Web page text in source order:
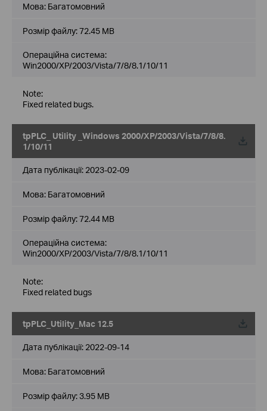
Мова: Багатомовний
Розмір файлу:72.45 MB
Операційна система:
Win2000/XP/2003/Vista/7/8/8.1/10/11
Note:
Fixed related bugs.
tpPLC_ Utility _Windows 2000/XP/2003/Vista/7/8/8.
1/10/11
Дата публікації: 2023-02-09
Мова: Багатомовний
Розмір файлу:72.44 MB
Операційна система:
Win2000/XP/2003/Vista/7/8/8.1/10/11
Note:
Fixed related bugs
tpPLC_Utility_Mac 12.5
Дата публікації: 2022-09-14
Мова: Багатомовний
Розмір файлу:3.95 MB